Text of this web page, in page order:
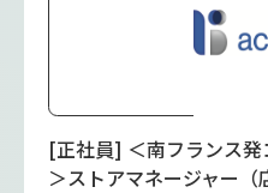
[正社員] ＜南フランス
＞ストアマネージャー